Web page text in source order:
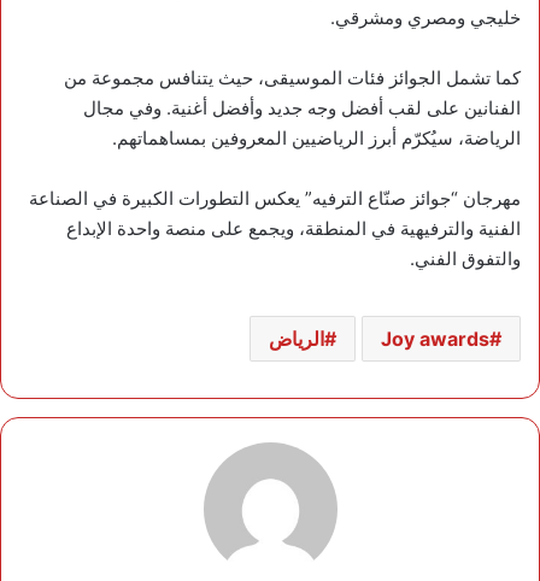
خليجي ومصري ومشرقي.
كما تشمل الجوائز فئات الموسيقى، حيث يتنافس مجموعة من
الفنانين على لقب أفضل وجه جديد وأفضل أغنية. وفي مجال
الرياضة، سيُكرّم أبرز الرياضيين المعروفين بمساهماتهم.
مهرجان “جوائز صنّاع الترفيه” يعكس التطورات الكبيرة في الصناعة
الفنية والترفيهية في المنطقة، ويجمع على منصة واحدة الإبداع
والتفوق الفني.
Joy awards الرياض